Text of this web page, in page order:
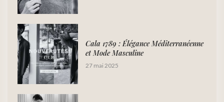
Cala 1789 : Élégance Méditerranéenne
et Mode Masculine
27 mai 2025